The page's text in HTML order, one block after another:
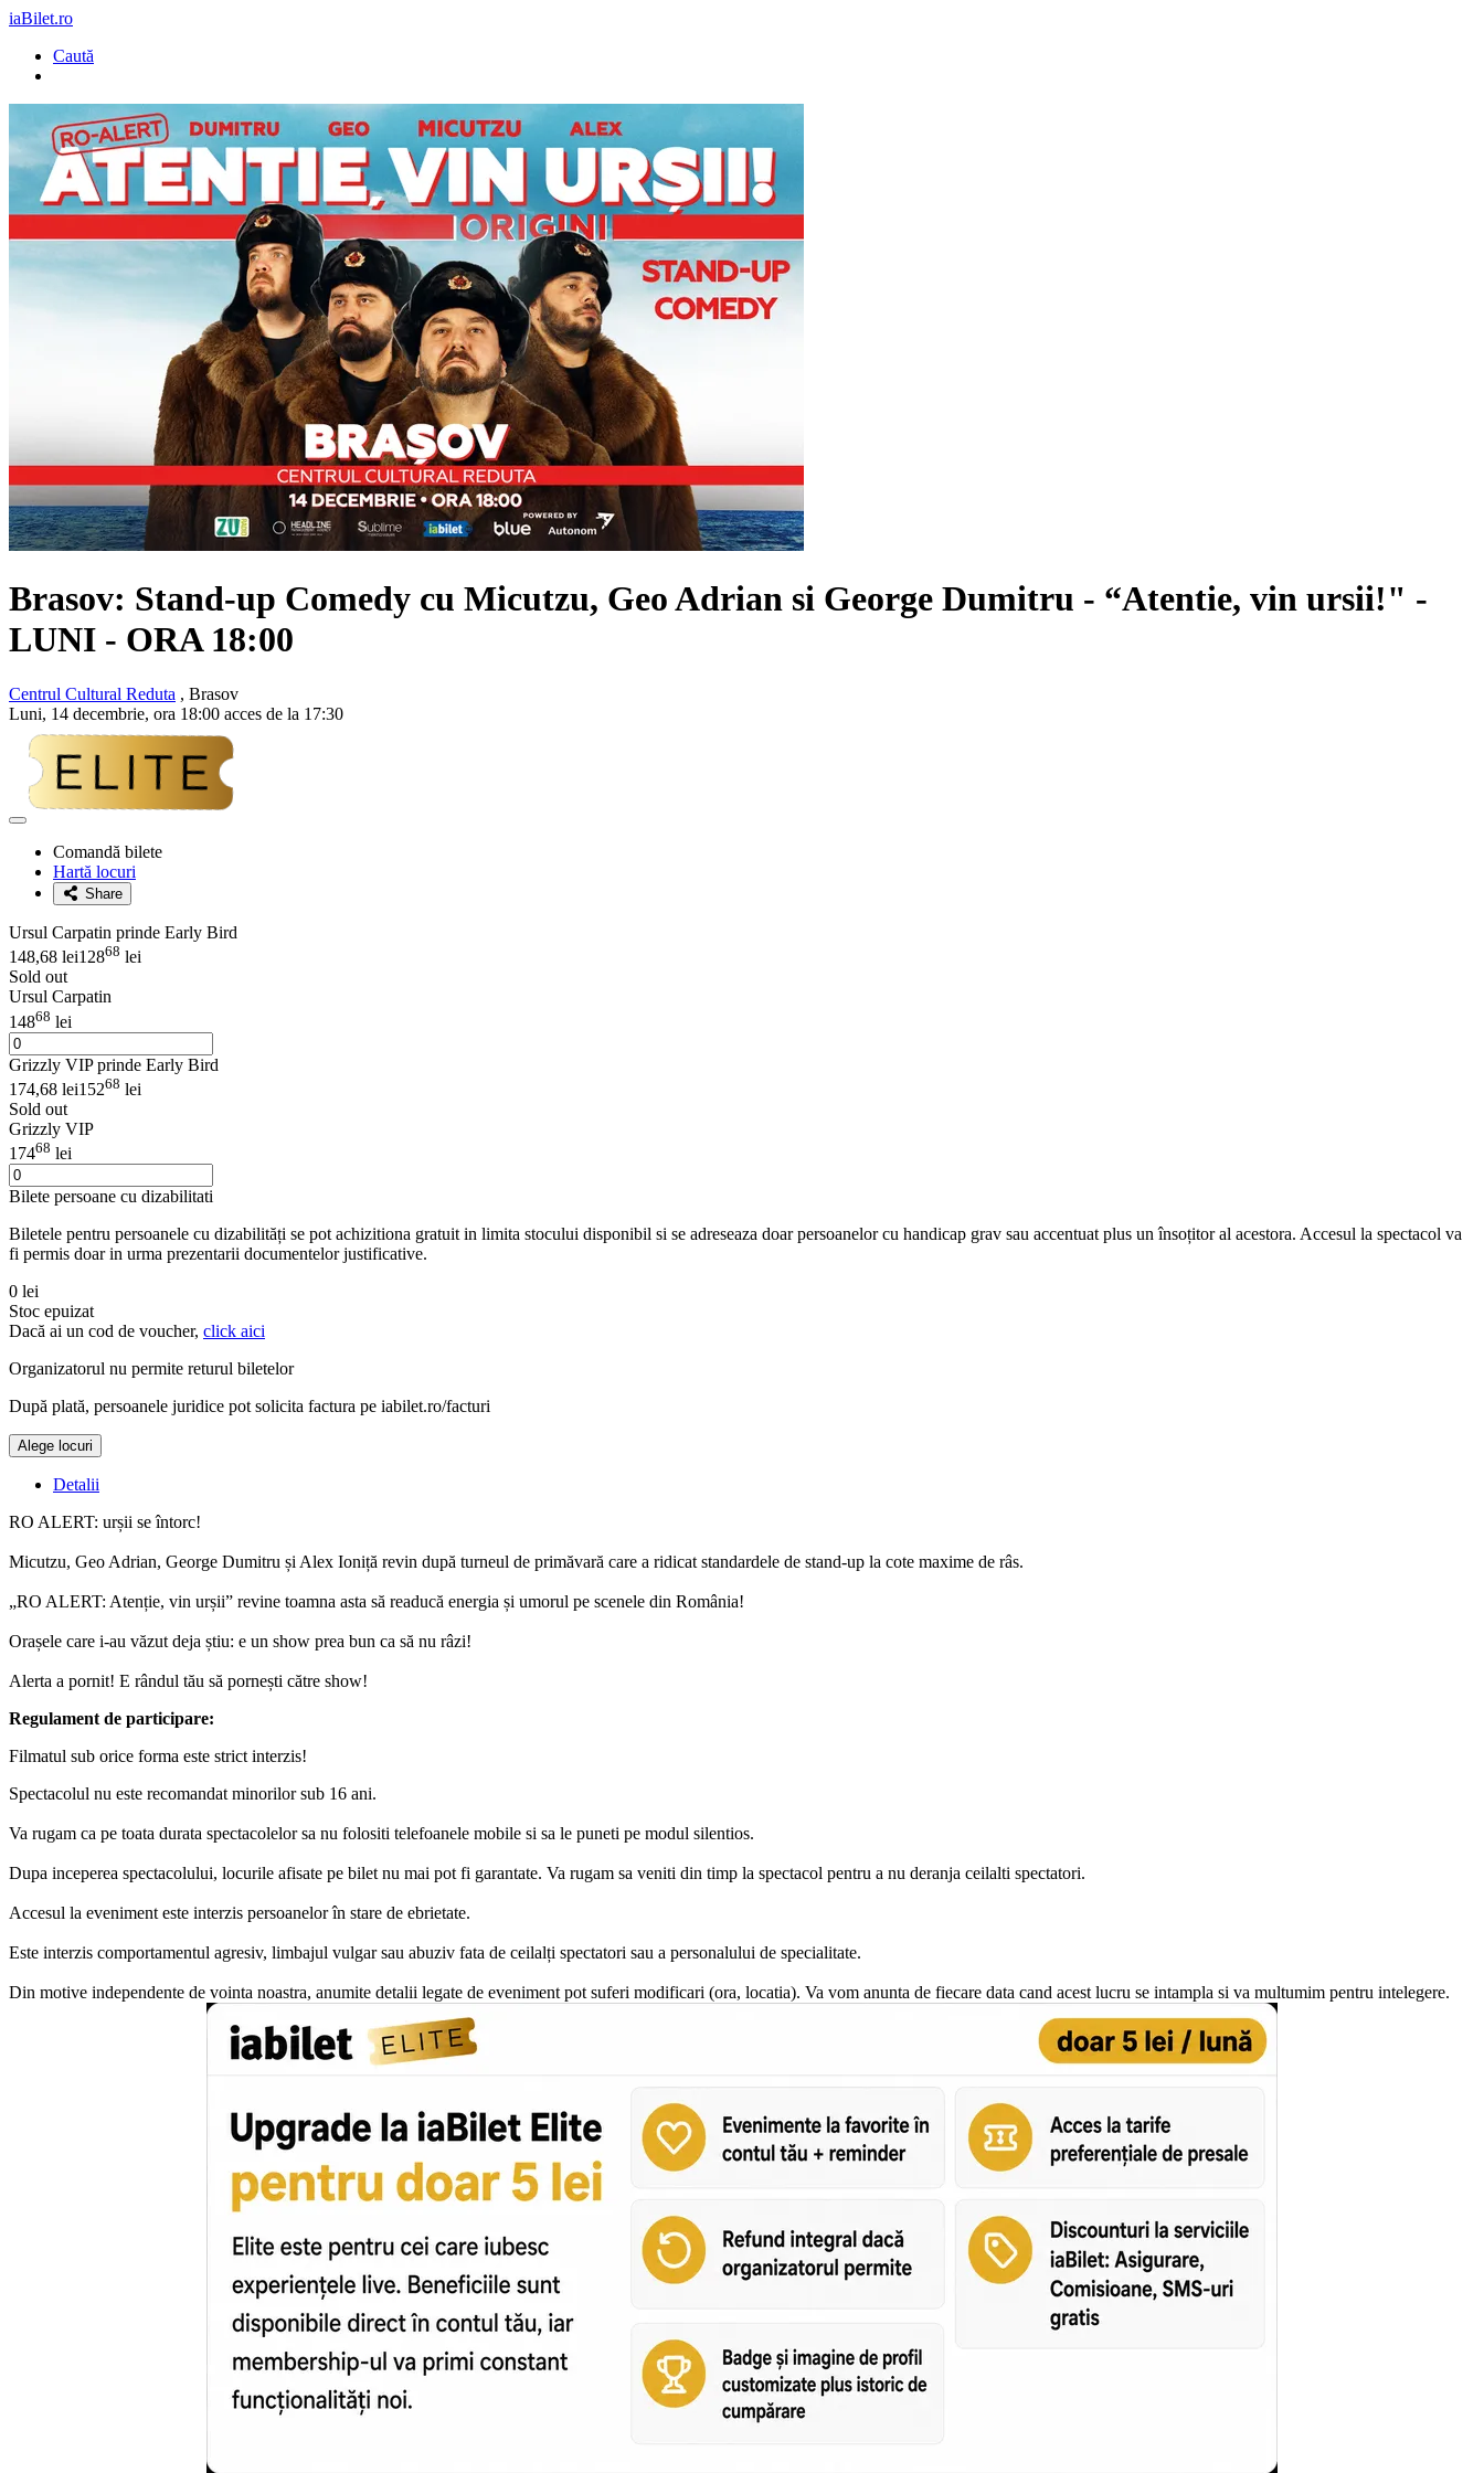
iaBilet.ro
Caută
Brasov: Stand-up Comedy cu Micutzu, Geo Adrian si George Dumitru - “Atentie, vin ursii!" -
LUNI - ORA 18:00
Centrul Cultural Reduta , Brasov
Luni, 14 decembrie, ora 18:00 acces de la 17:30
Adaugă
favoriteComandă bilete
Hartă locuri
Share
Ursul Carpatin prinde Early Bird
148,68 lei12868 lei
Sold out
Ursul Carpatin
14868 lei
Grizzly VIP prinde Early Bird
174,68 lei15268 lei
Sold out
Grizzly VIP
17468 lei
Bilete persoane cu dizabilitati
Biletele pentru persoanele cu dizabilități se pot achizitiona gratuit in limita stocului disponibil si se adreseaza doar persoanelor cu handicap grav sau accentuat plus un însoțitor al acestora. Accesul la spectacol va
fi permis doar in urma prezentarii documentelor justificative.
0 lei
Stoc epuizat
Dacă ai un cod de voucher, click aici
Organizatorul nu permite returul biletelor
După plată, persoanele juridice pot solicita factura pe iabilet.ro/facturi
Alege locuri
Detalii
RO ALERT: urșii se întorc!
Micutzu, Geo Adrian, George Dumitru și Alex Ioniță revin după turneul de primăvară care a ridicat standardele de stand-up la cote maxime de râs.
„RO ALERT: Atenție, vin urșii” revine toamna asta să readucă energia și umorul pe scenele din România!
Orașele care i-au văzut deja știu: e un show prea bun ca să nu râzi!
Alerta a pornit! E rândul tău să pornești către show!
Regulament de participare:
Filmatul sub orice forma este strict interzis!
Spectacolul nu este recomandat minorilor sub 16 ani.
Va rugam ca pe toata durata spectacolelor sa nu folositi telefoanele mobile si sa le puneti pe modul silentios.
Dupa inceperea spectacolului, locurile afisate pe bilet nu mai pot fi garantate. Va rugam sa veniti din timp la spectacol pentru a nu deranja ceilalti spectatori.
Accesul la eveniment este interzis persoanelor în stare de ebrietate.
Este interzis comportamentul agresiv, limbajul vulgar sau abuziv fata de ceilalți spectatori sau a personalului de specialitate.
Din motive independente de vointa noastra, anumite detalii legate de eveniment pot suferi modificari (ora, locatia). Va vom anunta de fiecare data cand acest lucru se intampla si va multumim pentru intelegere.